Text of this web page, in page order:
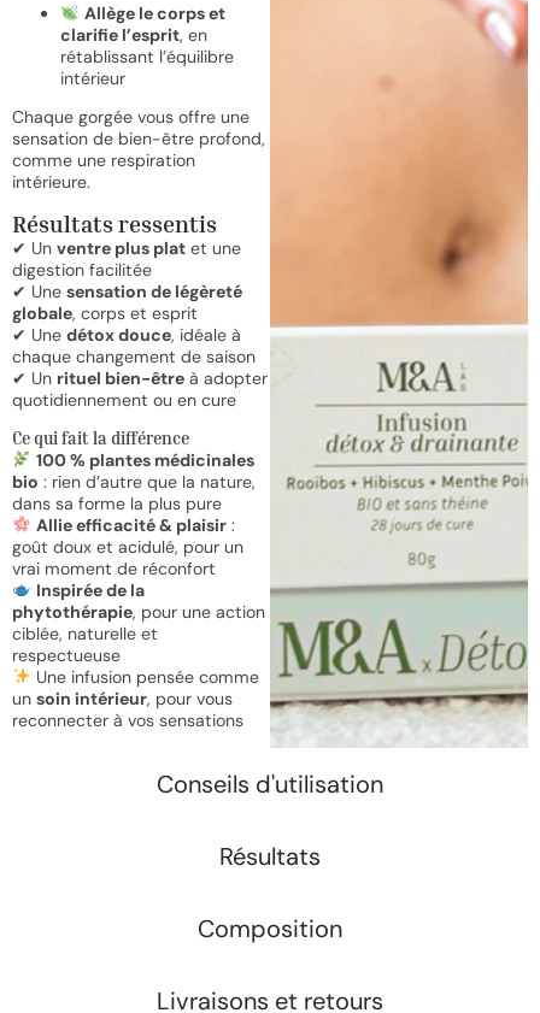
Conseils d'utilisation
Résultats
Composition
Livraisons et retours
Allège le corps et
clarifie l’esprit, en
rétablissant l’équilibre
intérieur
Chaque gorgée vous offre une
sensation de bien-être profond,
comme une respiration
intérieure.
Résultats ressentis
✔ Un ventre plus plat et une
digestion facilitée
✔ Une sensation de légèreté
globale, corps et esprit
✔ Une détox douce, idéale à
chaque changement de saison
✔ Un rituel bien-être à adopter
quotidiennement ou en cure
Ce qui fait la différence
100 % plantes médicinales
bio : rien d’autre que la nature,
dans sa forme la plus pure
Allie efficacité & plaisir :
goût doux et acidulé, pour un
vrai moment de réconfort
Inspirée de la
phytothérapie, pour une action
ciblée, naturelle et
respectueuse
Une infusion pensée comme
un soin intérieur, pour vous
reconnecter à vos sensations